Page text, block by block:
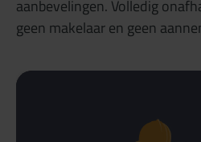
aanbevelingen. Volledig
geen makelaar en geen